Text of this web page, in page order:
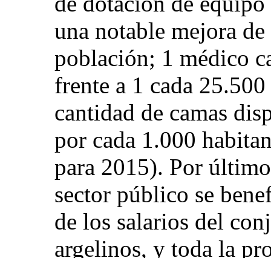
una notable mejora
población; 1 médico
frente a 1 cada
cantidad de camas
por cada 1.000
para 2015). Por
sector público se
de los salarios del
argelinos, y toda la